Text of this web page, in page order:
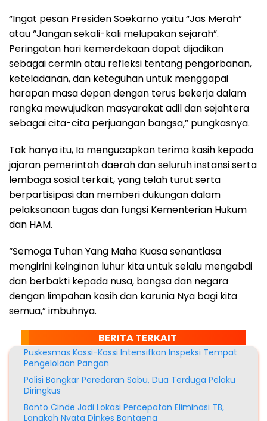
“Ingat pesan Presiden Soekarno yaitu “Jas Merah”
atau “Jangan sekali-kali melupakan sejarah”.
Peringatan hari kemerdekaan dapat dijadikan
sebagai cermin atau refleksi tentang pengorbanan,
keteladanan, dan keteguhan untuk menggapai
harapan masa depan dengan terus bekerja dalam
rangka mewujudkan masyarakat adil dan sejahtera
sebagai cita-cita perjuangan bangsa,” pungkasnya.
Tak hanya itu, Ia mengucapkan terima kasih kepada
jajaran pemerintah daerah dan seluruh instansi serta
lembaga sosial terkait, yang telah turut serta
berpartisipasi dan memberi dukungan dalam
pelaksanaan tugas dan fungsi Kementerian Hukum
dan HAM.
“Semoga Tuhan Yang Maha Kuasa senantiasa
mengirini keinginan luhur kita untuk selalu mengabdi
dan berbakti kepada nusa, bangsa dan negara
dengan limpahan kasih dan karunia Nya bagi kita
semua,” imbuhnya.
BERITA TERKAIT
Puskesmas Kassi-Kassi Intensifkan Inspeksi Tempat
Pengelolaan Pangan
Polisi Bongkar Peredaran Sabu, Dua Terduga Pelaku
Diringkus
Bonto Cinde Jadi Lokasi Percepatan Eliminasi TB,
Langkah Nyata Dinkes Bantaeng